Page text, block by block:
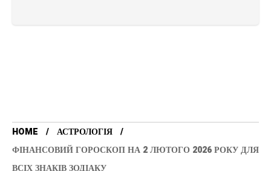
HOME
АСТРОЛОГІЯ
ФІНАНСОВИЙ ГОРОСКОП НА 2 ЛЮТОГО 2026 РОКУ ДЛЯ
ВСІХ ЗНАКІВ ЗОДІАКУ